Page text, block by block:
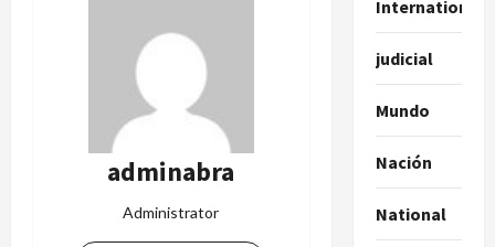
adminabra
Administrator
International
judicial
Mundo
Nación
National